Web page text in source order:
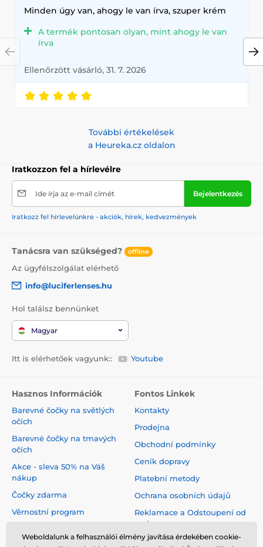
Minden úgy van, ahogy le van írva, szuper krém
A termék pontosan olyan, mint ahogy le van
írva
Ellenőrzött vásárló, 31. 7. 2026
További értékelések
a Heureka.cz oldalon
Iratkozzon fel a hírlevélre
Ide írja az e-mail címét Bejelentkezés
Iratkozz fel hírlevelünkre - akciók, hírek, kedvezmények
Tanácsra van szükséged? offline
Az ügyfélszolgálat elérhető
info@luciferlenses.hu
Hol találsz bennünket
Magyar
Itt is elérhetőek vagyunk:: Youtube
Hasznos Információk
Barevné čočky na světlých
očích
Barevné čočky na tmavých
očích
Akce - sleva 50% na Váš
nákup
Čočky zdarma
Věrnostní program
Fontos Linkek
Kontakty
Prodejna
Obchodní podmínky
Ceník dopravy
Platební metody
Ochrana osobních údajů
Reklamace a Odstoupení od
smlouvy
Weboldalunk a felhasználói élmény javítása érdekében cookie-